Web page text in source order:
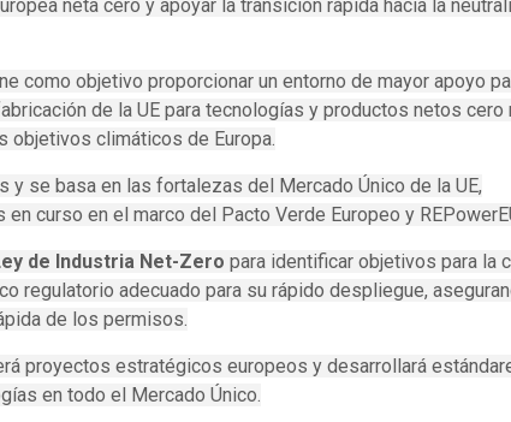
neta cero y apoyar la transición rápida hacia la
como objetivo proporcionar un entorno de mayor apoyo
de la UE para tecnologías y productos netos cero
objetivos climáticos de Europa.
y se basa en las fortalezas del Mercado Único de la UE,
curso en el marco del Pacto Verde Europeo y
de Industria Net-Zero para identificar objetivos para la
regulatorio adecuado para su rápido despliegue,
de los permisos.
proyectos estratégicos europeos y desarrollará
en todo el Mercado Único.